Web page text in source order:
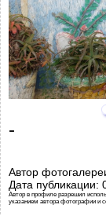
-
Автор
Дата публикации:
Автор в профиле разрешил
указанием автора фотографии и